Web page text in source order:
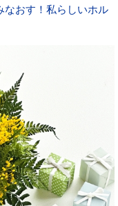
なおす！私らしいホル